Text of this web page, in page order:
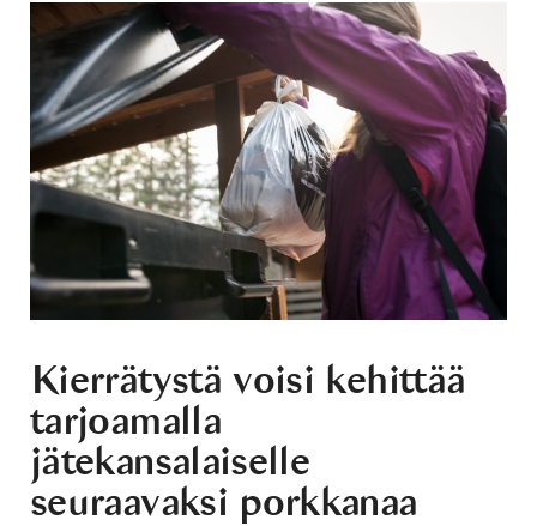
Kierrätystä voisi kehittää
tarjoamalla
jätekansalaiselle
seuraavaksi porkkanaa